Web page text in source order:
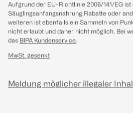
Aufgrund der EU-Richtlinie 2006/141/EG
Säuglingsanfangsnahrung Rabatte oder
weiteren ist ebenfalls ein Sammeln von
nicht erlaubt und daher nicht möglich. Bei
das BIPA Kundenservice.
MwSt. gesenkt
Meldung möglicher illegaler